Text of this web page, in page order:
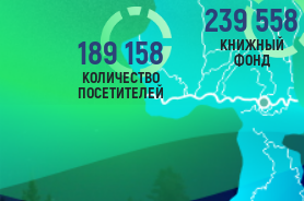
189 158
КОЛИЧЕСТВО
ПОСЕТИТЕЛЕЙ
239 558
КНИЖНЫЙ
ФОНД